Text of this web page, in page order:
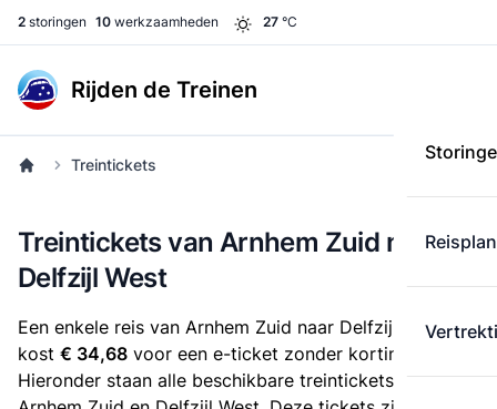
2 storingen 10 werkzaamheden 27 °C
Rijden de Treinen
Treintickets
Treintickets van Arnhem Zuid naar
Delfzijl West
Een enkele reis van Arnhem Zuid naar Delfzijl West
kost € 34,68 voor een e-ticket zonder korting.
Hieronder staan alle beschikbare treintickets tussen